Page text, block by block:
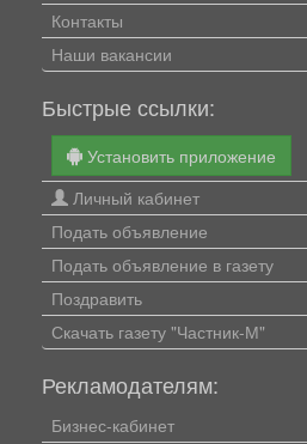
Контакты
Наши вакансии
Быстрые ссылки:
Установить приложение
Личный кабинет
Подать объявление
Подать объявление в газету
Поздравить
Скачать газету "Частник-М"
Рекламодателям:
Бизнес-кабинет